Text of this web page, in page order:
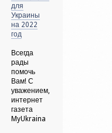
для
Украины
на 2022
год
Всегда
рады
помочь
Вам! С
уважением,
интернет
газета
MyUkraina